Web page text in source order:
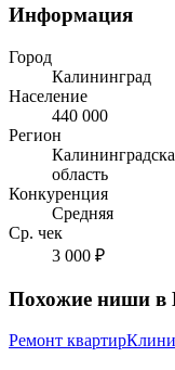
Информация
Город
Калининград
Население
440 000
Регион
область
Конкуренция
Средняя
Ср. чек
3 000 ₽
Похожие ниши в
Ремонт квартир